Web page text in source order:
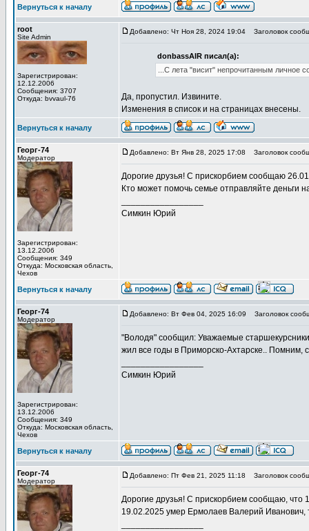
Вернуться к началу
root
Site Admin
Зарегистрирован:
12.12.2006
Сообщения: 3707
Откуда: bvvaul-76
Добавлено: Чт Ноя 28, 2024 19:04 Заголовок
donbassAIR писал(а):
...С лета "висит" непрочитанным личное
Да, пропустил. Извините.
Изменения в список и на страницах внесены.
Вернуться к началу
Георг-74
Модератор
Зарегистрирован:
13.12.2006
Сообщения: 349
Откуда: Московская область,
Чехов
Добавлено: Вт Янв 28, 2025 17:08 Заголовок
Дорогие друзья! С прискорбием сообщаю
Кто может помочь семье отправляйте деньги
Симкин Юрий
Вернуться к началу
Георг-74
Модератор
Зарегистрирован:
13.12.2006
Сообщения: 349
Откуда: Московская область,
Чехов
Добавлено: Вт Фев 04, 2025 16:09 Заголовок
"Володя" сообщил: Уважаемые
жил все годы в Приморско-Ахтарске.. Помним,
Симкин Юрий
Вернуться к началу
Георг-74
Модератор
Добавлено: Пт Фев 21, 2025 11:18 Заголовок
Дорогие друзья! С прискорбием сообщаю, что
19.02.2025 умер Ермолаев Валерий